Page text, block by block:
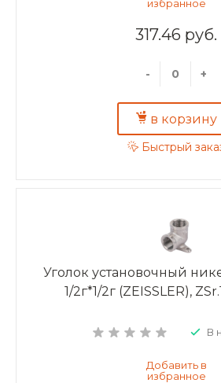
317.46 руб.
- +
в корзину
Быстрый
Уголок установочный
1/2г*1/2г (ZEISSLER),
В